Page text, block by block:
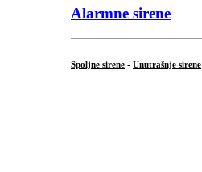
Alarmne sirene
Spoljne sirene - Unutrašnje sirene